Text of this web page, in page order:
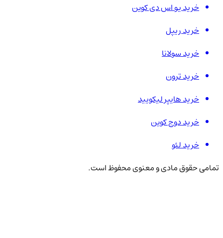
خرید یو اس دی کوین
خرید ریپل
خرید سولانا
خرید ترون
خرید هایپر لیکویید
خرید دوج کوین
خرید لئو
تمامی حقوق مادی و معنوی محفوظ است.